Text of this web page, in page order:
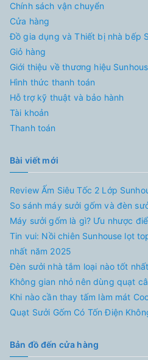
Chính sách vận chuyển
Cửa hàng
Đồ gia dụng và Thiết bị nhà bếp
Giỏ hàng
Giới thiệu về thương hiệu
Hình thức thanh toán
Hỗ trợ kỹ thuật và bảo hành
Tài khoản
Thanh toán
Bài viết mới
Review Ấm Siêu Tốc 2 Lớp
So sánh máy sưởi gốm và đèn
Máy sưởi gốm là gì? Ưu nhược
Tin vui: Nồi chiên Sunhouse lọt
nhất năm 2025
Đèn sưởi nhà tắm loại nào tốt
Không gian nhỏ nên dùng quạt
Khi nào cần thay tấm làm mát
Quạt Sưởi Gốm Có Tốn Điện
Bản đồ đến cửa hàng